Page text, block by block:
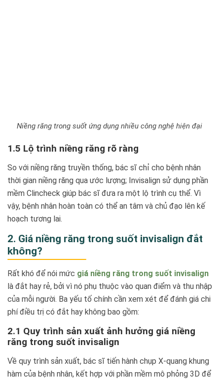
Niềng răng trong suốt ứng dụng nhiều công nghệ hiện đại
1.5 Lộ trình niềng răng rõ ràng
So với niềng răng truyền thống, bác sĩ chỉ cho bệnh nhân
thời gian niềng răng qua ước lượng; Invisalign sử dụng phần
mềm Clincheck giúp bác sĩ đưa ra một lộ trình cụ thể. Vì
vậy, bệnh nhân hoàn toàn có thể an tâm và chủ đạo lên kế
hoạch tương lai.
2. Giá niềng răng trong suốt invisalign đắt
không?
Rất khó để nói mức giá niềng răng trong suốt invisalign
là đắt hay rẻ, bởi vì nó phụ thuộc vào quan điểm và thu nhập
của mỗi người. Ba yếu tố chính cần xem xét để đánh giá chi
phí điều trị có đắt hay không bao gồm:
2.1 Quy trình sản xuất ảnh hưởng giá niềng
răng trong suốt invisalign
Về quy trình sản xuất, bác sĩ tiến hành chụp X-quang khung
hàm của bệnh nhân, kết hợp với phần mềm mô phỏng 3D để